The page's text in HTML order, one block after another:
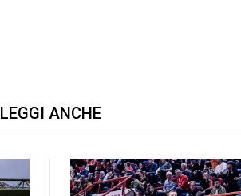
LEGGI ANCHE